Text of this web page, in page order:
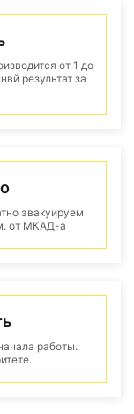
от 1 до
результат за
эвакуируем
от МКАД-а
работы.